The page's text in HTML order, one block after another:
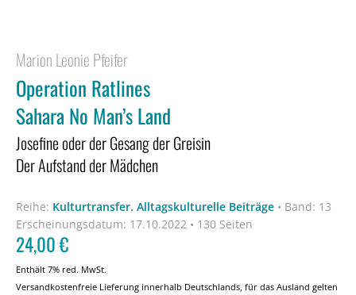
Marion Leonie Pfeifer
Operation Ratlines
Sahara No Man’s Land
Josefine oder der Gesang der Greisin
Der Aufstand der Mädchen
Reihe: Kulturtransfer. Alltagskulturelle Beiträge • Band: 13
Erscheinungsdatum: 17.10.2022 • 130 Seiten
24,00€
Enthält 7% red. MwSt.
Versandkostenfreie Lieferung innerhalb Deutschlands, für das Ausland gelten